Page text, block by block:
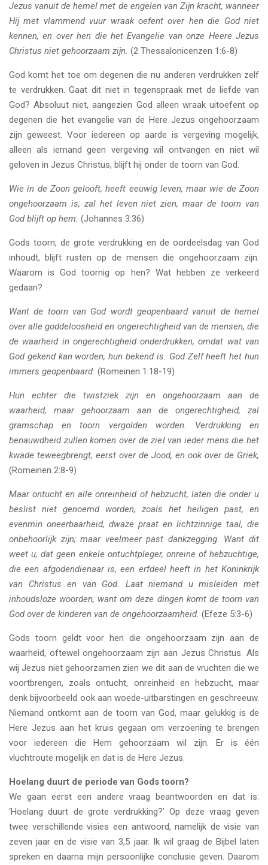
Jezus vanuit de hemel met de engelen van Zijn kracht, wanneer
Hij met vlammend vuur wraak oefent over hen die God niet
kennen, en over hen die het Evangelie van onze Heere Jezus
Christus niet gehoorzaam zijn. (2 Thessalonicenzen 1:6-8)
God komt het toe om degenen die nu anderen verdrukken zelf
te verdrukken. Gaat dit niet in tegenspraak met de liefde van
God? Absoluut niet, aangezien God alleen wraak uitoefent op
degenen die het evangelie van de Here Jezus ongehoorzaam
zijn geweest. Voor iedereen op aarde is vergeving mogelijk,
alleen als iemand geen vergeving wil ontvangen en niet wil
geloven in Jezus Christus, blijft hij onder de toorn van God.
Wie in de Zoon gelooft, heeft eeuwig leven, maar wie de Zoon
ongehoorzaam is, zal het leven niet zien, maar de toorn van
God blijft op hem. (Johannes 3:36)
Gods toorn, de grote verdrukking en de oordeelsdag van God
inhoudt, blijft rusten op de mensen die ongehoorzaam zijn.
Waarom is God toornig op hen? Wat hebben ze verkeerd
gedaan?
Want de toorn van God wordt geopenbaard vanuit de hemel
over alle goddeloosheid en ongerechtigheid van de mensen, die
de waarheid in ongerechtigheid onderdrukken, omdat wat van
God gekend kan worden, hun bekend is. God Zelf heeft het hun
immers geopenbaard. (Romeinen 1:18-19)
Hun echter die twistziek zijn en ongehoorzaam aan de
waarheid, maar gehoorzaam aan de ongerechtigheid, zal
gramschap en toorn vergolden worden. Verdrukking en
benauwdheid zullen komen over de ziel van ieder mens die het
kwade teweegbrengt, eerst over de Jood, en ook over de Griek,
(Romeinen 2:8-9)
Maar ontucht en alle onreinheid of hebzucht, laten die onder u
beslist niet genoemd worden, zoals het heiligen past, en
evenmin oneerbaarheid, dwaze praat en lichtzinnige taal, die
onbehoorlijk zijn; maar veelmeer past dankzegging. Want dit
weet u, dat geen enkele ontuchtpleger, onreine of hebzuchtige,
die een afgodendienaar is, een erfdeel heeft in het Koninkrijk
van Christus en van God. Laat niemand u misleiden met
inhoudsloze woorden, want om deze dingen komt de toorn van
God over de kinderen van de ongehoorzaamheid. (Efeze 5:3-6)
Gods toorn geldt voor hen die ongehoorzaam zijn aan de
waarheid, oftewel ongehoorzaam zijn aan Jezus Christus. Als
wij Jezus niet gehoorzamen zien we dit aan de vruchten die we
voortbrengen, zoals ontucht, onreinheid en hebzucht, maar
denk bijvoorbeeld ook aan woede-uitbarstingen en geschreeuw.
Niemand ontkomt aan de toorn van God, maar gelukkig is de
Here Jezus aan het kruis gegaan om verzoening te brengen
voor iedereen die Hem gehoorzaam wil zijn. Er is één
vluchtroute mogelijk en dat is de Here Jezus.
Hoelang duurt de periode van Gods toorn?
We gaan eerst een andere vraag beantwoorden en dat is:
‘Hoelang duurt de grote verdrukking?’ Op deze vraag geven
twee verschillende visies een antwoord, namelijk de visie van
zeven jaar en de visie van 3,5 jaar. Ik wil graag de Bijbel laten
spreken en daarna mijn persoonlijke conclusie geven. Daarom